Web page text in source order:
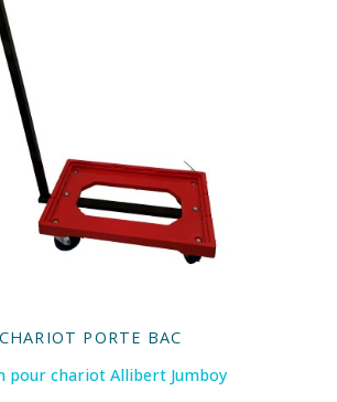
CHARIOT PORTE BAC
pour chariot Allibert Jumboy